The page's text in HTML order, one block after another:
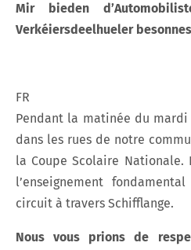
Mir bieden
Verkéiersdeelhueler
FR
Pendant la matinée du mardi
dans les rues de notre
la Coupe Scolaire Nationale.
l’enseignement
circuit à travers Schifflange.
Nous vous prions de